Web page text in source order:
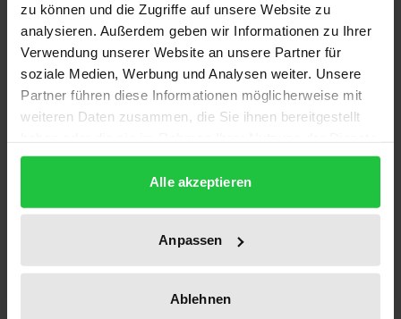
zu können und die Zugriffe auf unsere Website zu
analysieren. Außerdem geben wir Informationen zu Ihrer
Verwendung unserer Website an unsere Partner für
soziale Medien, Werbung und Analysen weiter. Unsere
Partner führen diese Informationen möglicherweise mit
weiteren Daten zusammen, die Sie ihnen bereitgestellt
gesammelt haben.
Alle akzeptieren
Anpassen
Ablehnen
Subtitle
Ein Orientalist zwischen Kolonialismus und
Aufklärung
Publication Date
Year of Publication
Ergon